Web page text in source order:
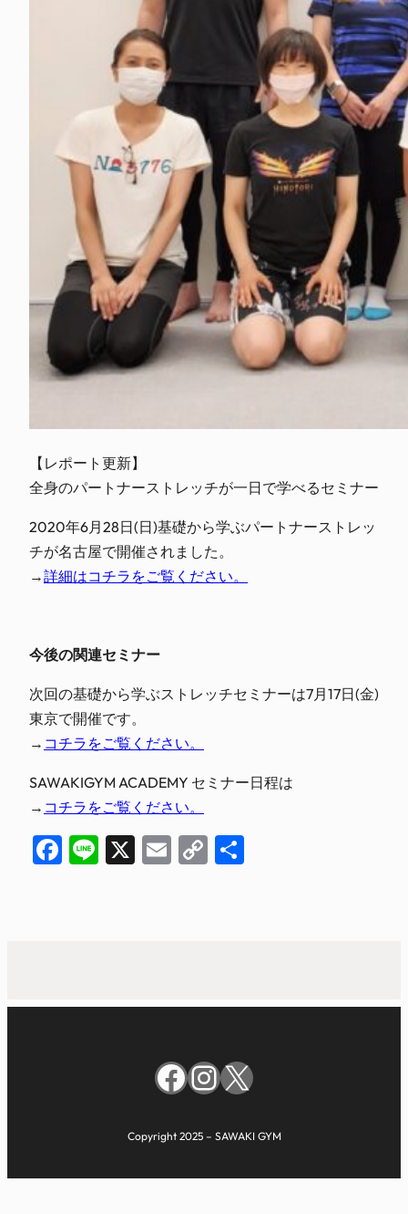
【レポート更新】
全身のパートナーストレッチが一日で学べるセミナー
2020年6月28日(日)基礎から学ぶパートナーストレッ
チが名古屋で開催されました。
→詳細はコチラをご覧ください。
今後の関連セミナー
次回の基礎から学ぶストレッチセミナーは7月17日(金)
東京で開催です。
→ コチラをご覧ください。
SAWAKIGYM ACADEMY セミナー日程は
→ コチラをご覧ください。
Facebook
Line
X EmailCopy
Facebook
Instagram
X
Copyright 2025 – SAWAKI GYM